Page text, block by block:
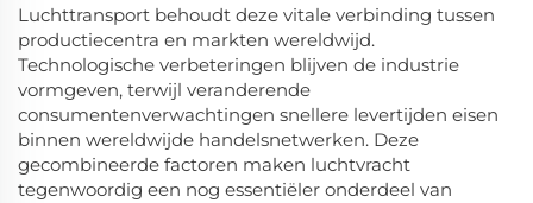
Luchttransport behoudt deze vitale verbinding tussen
productiecentra en markten wereldwijd.
Technologische verbeteringen blijven de industrie
vormgeven, terwijl veranderende
consumentenverwachtingen snellere levertijden eisen
binnen wereldwijde handelsnetwerken. Deze
gecombineerde factoren maken luchtvracht
tegenwoordig een nog essentiëler onderdeel van